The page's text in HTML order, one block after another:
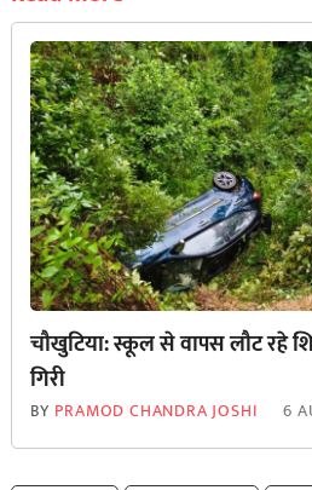
चौखुटिया: स्कूल से वापस लौट रहे
गिरी
BY PRAMOD CHANDRA JOSHI 6